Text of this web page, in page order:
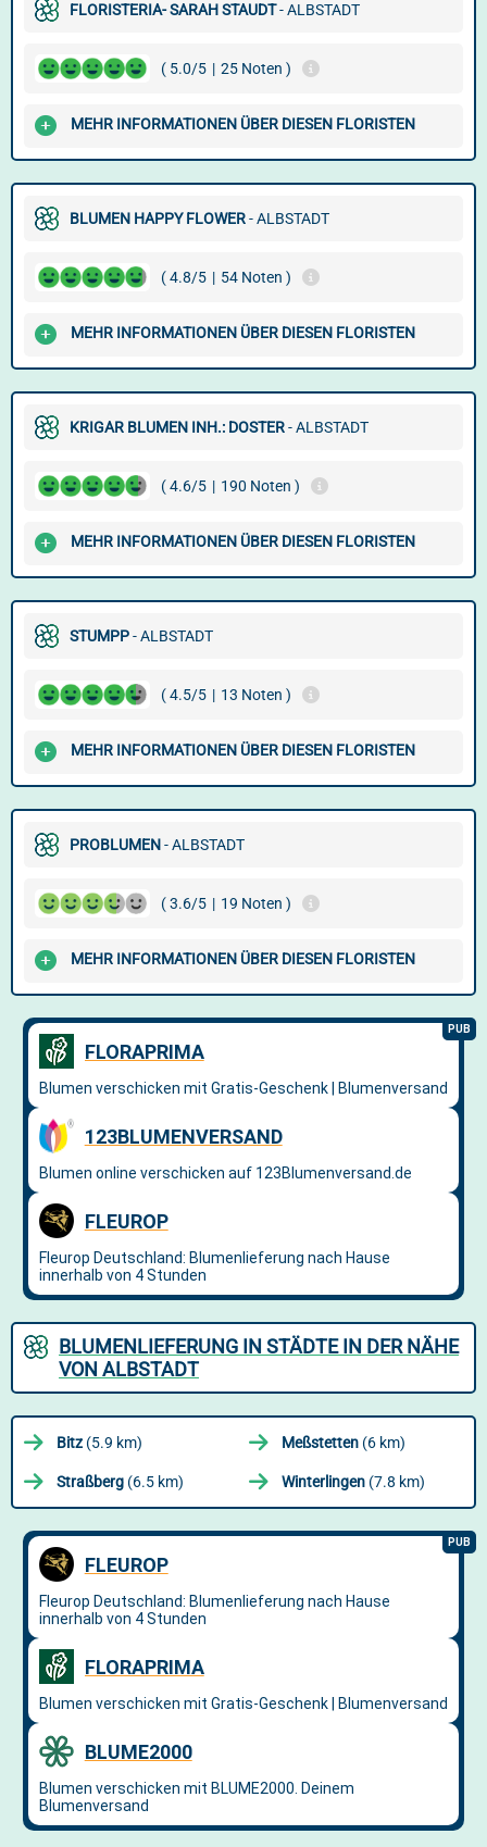
FLORISTERIA- SARAH STAUDT- ALBSTADT
( 5.0/5 | 25 Noten )
MEHR INFORMATIONEN ÜBER DIESEN FLORISTEN
BLUMEN HAPPY FLOWER- ALBSTADT
( 4.8/5 | 54 Noten )
MEHR INFORMATIONEN ÜBER DIESEN FLORISTEN
KRIGAR BLUMEN INH.: DOSTER- ALBSTADT
( 4.6/5 | 190 Noten )
MEHR INFORMATIONEN ÜBER DIESEN FLORISTEN
STUMPP- ALBSTADT
( 4.5/5 | 13 Noten )
MEHR INFORMATIONEN ÜBER DIESEN FLORISTEN
PROBLUMEN- ALBSTADT
( 3.6/5 | 19 Noten )
MEHR INFORMATIONEN ÜBER DIESEN FLORISTEN
BLUMENLIEFERUNG IN STÄDTE IN DER NÄHE
VON ALBSTADT
Bitz (5.9 km) Meßstetten (6 km)
Straßberg (6.5 km) Winterlingen (7.8 km)